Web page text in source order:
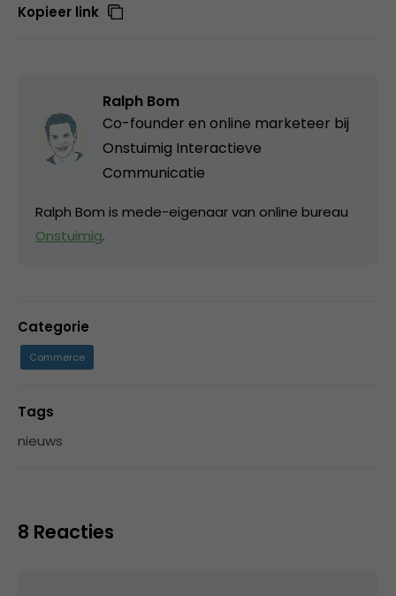
Kopieer link
Ralph Bom
Co-founder en online marketeer bij
Onstuimig Interactieve
Communicatie
Ralph Bom is mede-eigenaar van online bureau
Onstuimig.
Categorie
Commerce
Tags
nieuws
8 Reacties